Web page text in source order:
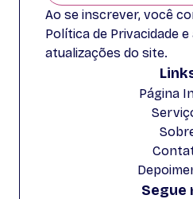
Ao se inscrever, você
Política de Privacidade
atualizações do site.
Página
Segue